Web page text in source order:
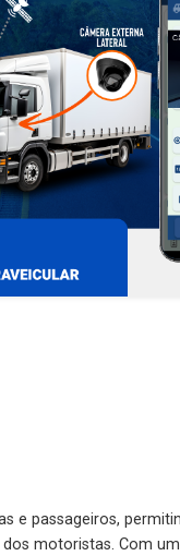
e passageiros,
motoristas. Com